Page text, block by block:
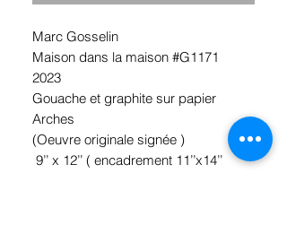
Marc Gosselin
Maison dans la maison #G1171
2023
Gouache et graphite sur papier
Arches
(Oeuvre originale signée )
9’’ x 12’’ ( encadrement 11’’x14’’